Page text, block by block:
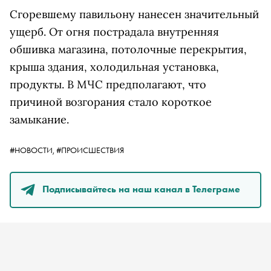
Сгоревшему павильону нанесен значительный
ущерб. От огня пострадала внутренняя
обшивка магазина, потолочные перекрытия,
крыша здания, холодильная установка,
продукты. В МЧС предполагают, что
причиной возгорания стало короткое
замыкание.
#НОВОСТИ, #ПРОИСШЕСТВИЯ
Подписывайтесь на наш канал в Телеграме